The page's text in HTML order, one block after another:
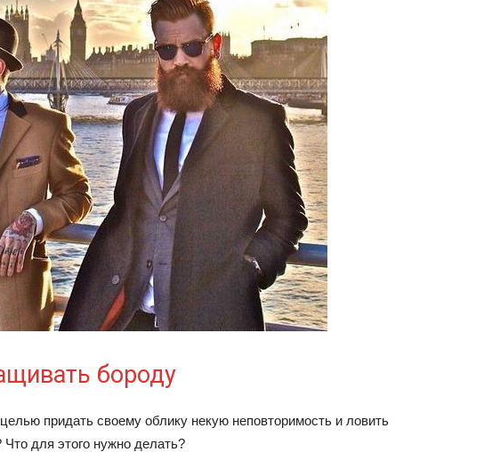
бороду
придать своему облику некую неповторимость и ловить
для этого нужно делать?